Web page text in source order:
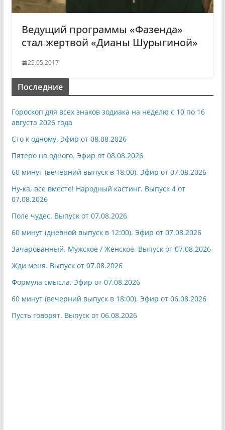
Ведущий программы «Фазенда»
стал жертвой «Дианы Шурыгиной»
25.05.2017
Последние
Гороскоп для всех знаков зодиака на неделю с 10 по 16
августа 2026 года
Сто к одному. Эфир от 08.08.2026
Пятеро на одного. Эфир от 08.08.2026
60 минут (вечерний выпуск в 18:00). Эфир от 07.08.2026
Ну-ка, все вместе! Народный кастинг. Выпуск 4 от
07.08.2026
Поле чудес. Выпуск от 07.08.2026
60 минут (дневной выпуск в 12:00). Эфир от 07.08.2026
Зачарованный. Мужское / Женское. Выпуск от 07.08.2026
Жди меня. Выпуск от 07.08.2026
Формула смысла. Эфир от 07.08.2026
60 минут (вечерний выпуск в 18:00). Эфир от 06.08.2026
Пусть говорят. Выпуск от 06.08.2026